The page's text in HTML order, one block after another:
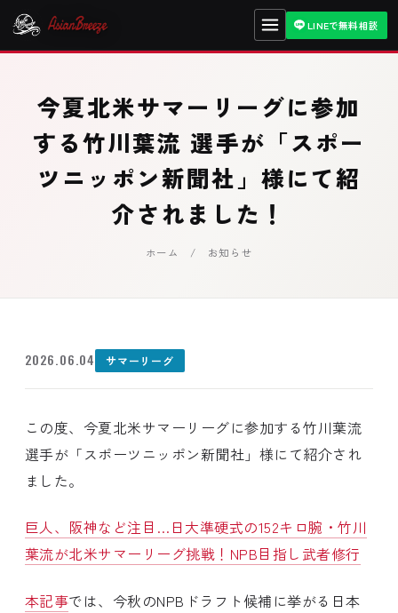
LINEで無料相談
今夏北米サマーリーグに参加
する竹川葉流 選手が「スポー
ツニッポン新聞社」様にて紹
介されました！
ホーム / お知らせ
2026.06.04 サマーリーグ
この度、今夏北米サマーリーグに参加する竹川葉流
選手が「スポーツニッポン新聞社」様にて紹介され
ました。
巨人、阪神など注目…日大準硬式の152キロ腕・竹川
葉流が北米サマーリーグ挑戦！NPB目指し武者修行
本記事では、今秋のNPBドラフト候補に挙がる日本